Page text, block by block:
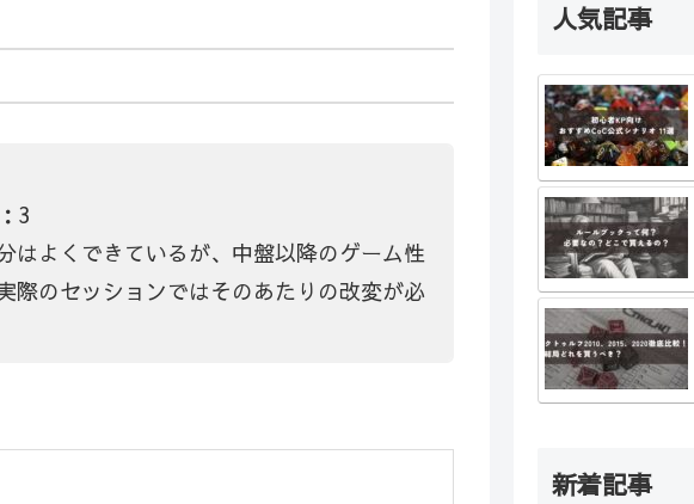
3
はよくできているが、中盤以降のゲーム性
際のセッションではそのあたりの改変が必
人気記事
新着記事